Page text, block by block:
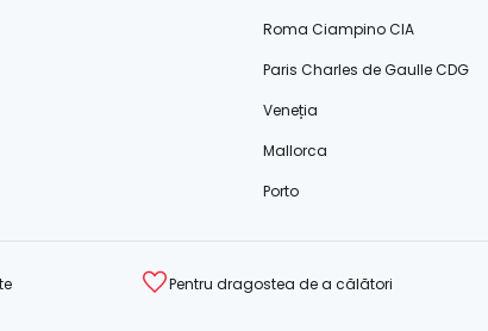
Roma Ciampino CIA
Paris Charles de Gaulle CDG
Veneția
Mallorca
Porto
Pentru dragostea de a călători